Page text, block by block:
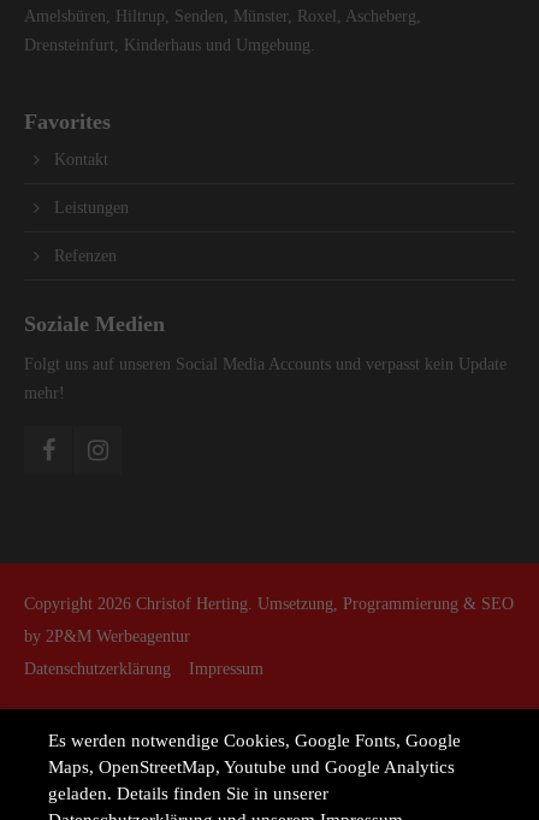
Amelsbüren, Hiltrup, Senden, Münster, Roxel, Ascheberg,
Drensteinfurt, Kinderhaus und Umgebung.
Favorites
Kontakt
Leistungen
Refenzen
Soziale Medien
Folgt uns auf unseren Social Media Accounts und verpasst kein Update
mehr!
Copyright 2026 Christof Herting. Umsetzung, Programmierung & SEO
by 2P&M Werbeagentur
Datenschutzerklärung
Impressum
Es werden notwendige Cookies, Google Fonts, Google
Maps, OpenStreetMap, Youtube und Google Analytics
geladen. Details finden Sie in unserer